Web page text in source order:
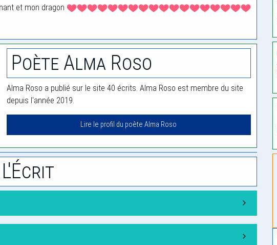
et mon dragon
Poète Alma Roso
Alma Roso a publié sur le site 40 écrits. Alma Roso est membre du site
depuis l'année 2019.
Lire le profil du poète Alma Roso